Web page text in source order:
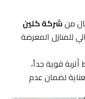
منشركة كلين
المعرضة
قوية جداً،
لضمان عدم